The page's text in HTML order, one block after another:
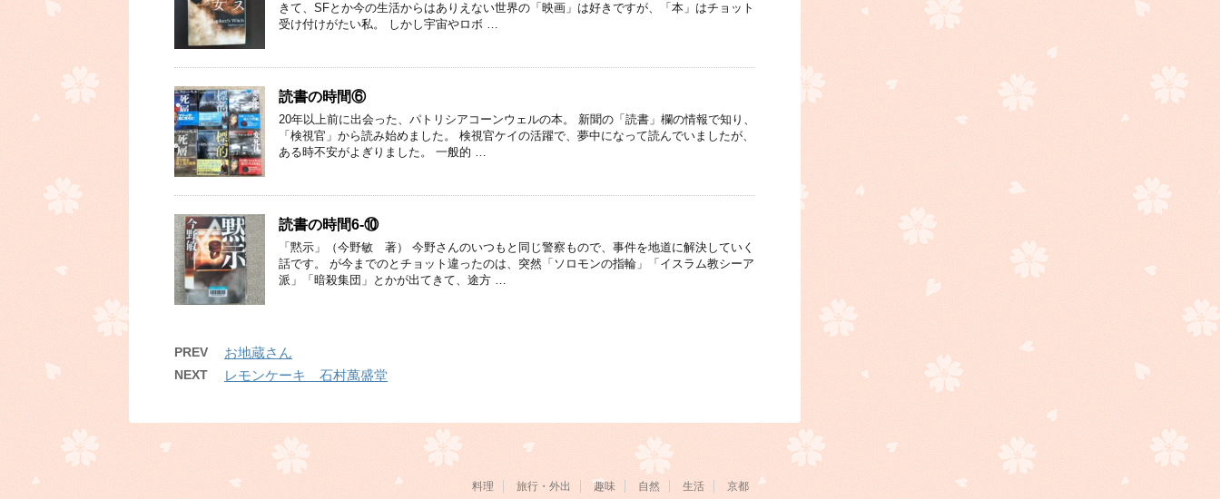
きて、SFとか今の生活からはありえない世界の「映画」は好きですが、「本」はチョット
受け付けがたい私。 しかし宇宙やロボ …
読書の時間⑥
20年以上前に出会った、パトリシアコーンウェルの本。 新聞の「読書」欄の情報で知り、
「検視官」から読み始めました。 検視官ケイの活躍で、夢中になって読んでいましたが、
ある時不安がよぎりました。 一般的 …
読書の時間6-⑩
「黙示」（今野敏 著） 今野さんのいつもと同じ警察もので、事件を地道に解決していく
話です。 が今までのとチョット違ったのは、突然「ソロモンの指輪」「イスラム教シーア
派」「暗殺集団」とかが出てきて、途方 …
PREV お地蔵さん
NEXT レモンケーキ 石村萬盛堂
料理 旅行・外出 趣味 自然 生活 京都